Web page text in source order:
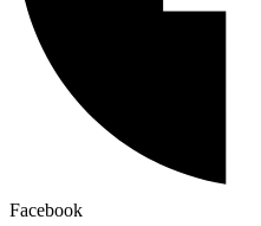
Facebook